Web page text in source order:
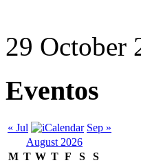
29 October
Eventos
« Jul
Sep »
August 2026
M T W T F S
S